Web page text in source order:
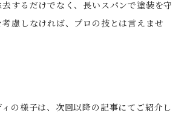
するだけでなく、長いスパンで塗装を守
慮しなければ、プロの技とは言えませ
の様子は、次回以降の記事にてご紹介し